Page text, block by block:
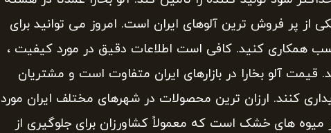
از پر فروش ترین آلوهای ایران است. امروز می توانید برای
همکاری کنید. کافی است اطلاعات دقیق در مورد کیفیت ،
قیمت آلو بخارا در بازارهای ایران متفاوت است و مشتریان
کنند. ارزان ترین محصولات در شهرهای مختلف ایران مورد
میوه های خشک است که معمولاً کشاورزان برای جلوگیری از